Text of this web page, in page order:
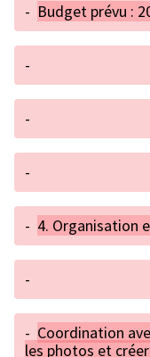
- Budget prévu :
-
-
-
- 4. Organisation
-
- Coordination
les photos et